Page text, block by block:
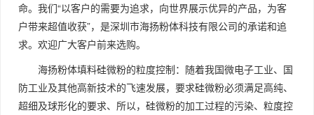
命。我们“以客户的需要为追求，向世界展示优异的产品，为客
户带来超值收获”，是深圳市海扬粉体科技有限公司的承诺和追
求。欢迎广大客户前来选购。
海扬粉体填料硅微粉的粒度控制：随着我国微电子工业、国
防工业及其他高新技术的飞速发展，要求硅微粉必须满足高纯、
超细及球形化的要求、所以，硅微粉的加工过程的污染、粒度控